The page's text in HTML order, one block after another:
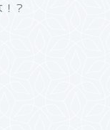
？